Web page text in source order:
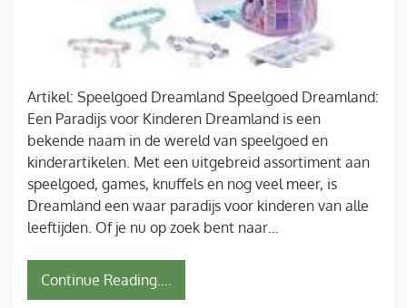
Artikel: Speelgoed Dreamland Speelgoed Dreamland:
Een Paradijs voor Kinderen Dreamland is een
bekende naam in de wereld van speelgoed en
kinderartikelen. Met een uitgebreid assortiment aan
speelgoed, games, knuffels en nog veel meer, is
Dreamland een waar paradijs voor kinderen van alle
leeftijden. Of je nu op zoek bent naar…
Continue Reading....